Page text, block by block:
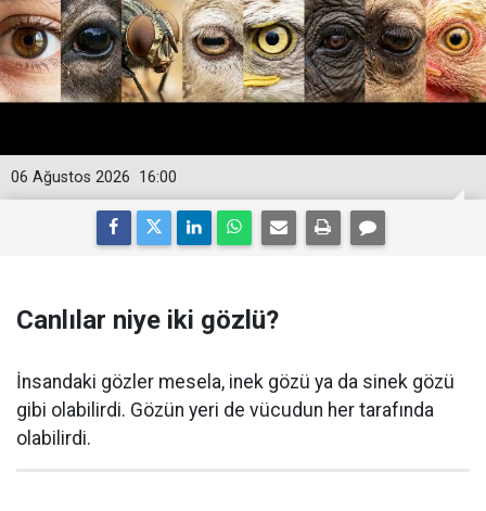
16:00
06 Ağustos 2026
Canlılar niye iki gözlü?
İnsandaki gözler mesela, inek gözü ya da sinek gözü
gibi olabilirdi. Gözün yeri de vücudun her tarafında
olabilirdi.